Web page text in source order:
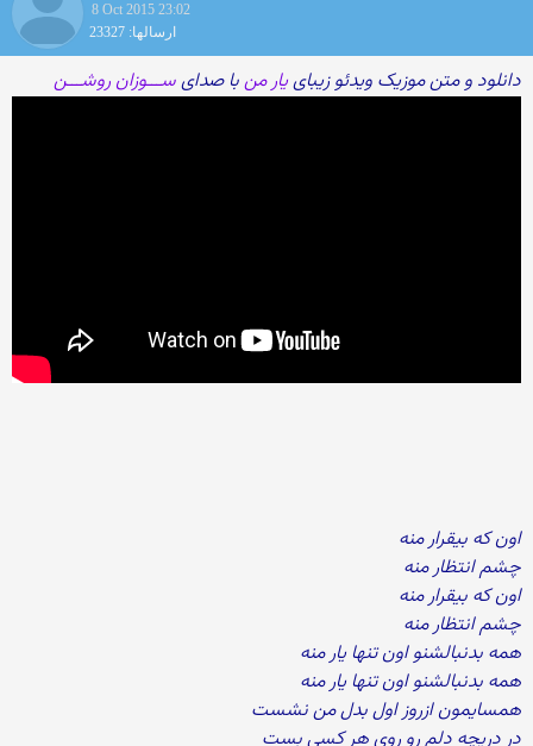
8 Oct 2015 23:02
ارسالها: 23327
دانلود و متن موزیک ویدئو زیباییار منبا صدایســـوزان روشـــن
اون که بیقرار منه
چشم انتظار منه
اون که بیقرار منه
چشم انتظار منه
همه بدنبالشنو اون تنها یار منه
همه بدنبالشنو اون تنها یار منه
همسایمون ازروز اول بدل من نشست
در دریچه دلم رو روی هر کسی بست